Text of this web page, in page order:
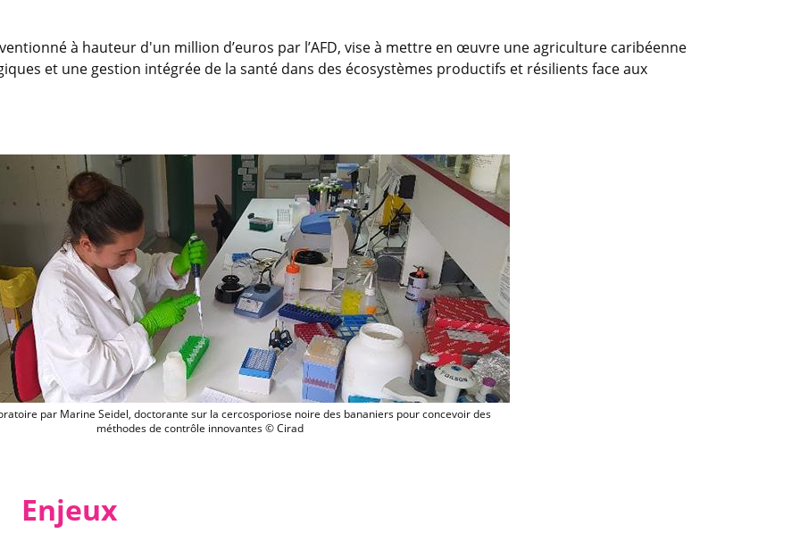
à hauteur d'un million d’euros par l’AFD, vise à mettre en œuvre une agriculture caribéenne
et une gestion intégrée de la santé dans des écosystèmes productifs et résilients face aux
Expérience en laboratoire par Marine Seidel, doctorante sur la cercosporiose noire des bananiers pour concevoir des
par Marine Seidel, doctorante sur la cercosporiose noire des bananiers pour concevoir des
méthodes de contrôle innovantes © Cirad
Enjeux